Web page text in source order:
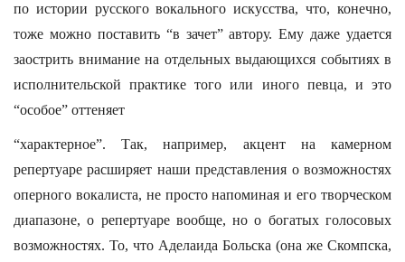
по истории русского вокального искусства, что, конечно,
тоже можно поставить “в зачет” автору. Ему даже удается
заострить внимание на отдельных выдающихся событиях в
исполнительской практике того или иного певца, и это
“особое” оттеняет
“характерное”. Так, например, акцент на камерном
репертуаре расширяет наши представления о возможностях
оперного вокалиста, не просто напоминая и его творческом
диапазоне, о репертуаре вообще, но о богатых голосовых
возможностях. То, что Аделаида Больска (она же Скомпска,